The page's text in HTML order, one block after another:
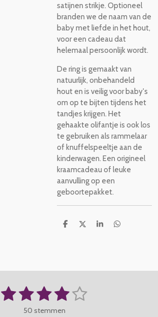
satijnen strikje. Optioneel
branden we de naam van de
baby met liefde in het hout,
voor een cadeau dat
helemaal persoonlijk wordt.
De ring is gemaakt van
natuurlijk, onbehandeld
hout en is veilig voor baby's
om op te bijten tijdens het
tandjes krijgen. Het
gehaakte olifantje is ook los
te gebruiken als rammelaar
of knuffelspeeltje aan de
kinderwagen. Een origineel
kraamcadeau of leuke
aanvulling op een
geboortepakket.
D
D
S
D
1
2
s
3
s
4
s
5
50 stemmen